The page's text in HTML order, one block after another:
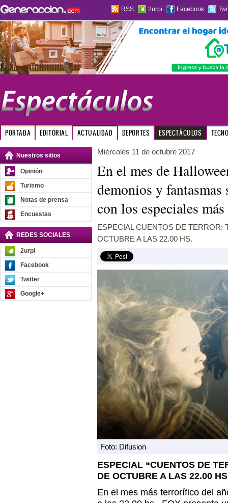
RSS 2urpi Facebook
PORTADA EDITORIAL ACTUALIDAD DEPORTES ESPECTÁCULOS
Nuestros sitios
Opinión
Turismo
Notas de prensa
Encuestas
REDES SOCIALES
2urpi
Facebook
Twitter
Google+
Miércoles 11 de octubre 2017
En el mes de
demonios y fantasmas
con los especiales
ESPECIAL CUENTOS DE
OCTUBRE A LAS 22.00 HS.
Foto: Difusion
ESPECIAL “CUENTOS DE
DE OCTUBRE A LAS 22.00
En el mes más terrorífico del